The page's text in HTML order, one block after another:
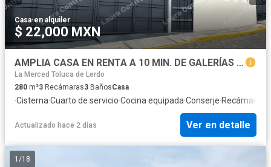
Casa·en alquiler
$ 22,000 MXN
AMPLIA CASA EN RENTA A 10 MIN. DE GALERÍAS METEPEC
La Merced Toluca de Lerdo
280 m²3 Recámaras3 BañosCasa
·Cisterna·Cuarto de servicio·Cocina equipada·Conserje·Recámara
Actualizado hace 2 días Ver en detalle
1 /18